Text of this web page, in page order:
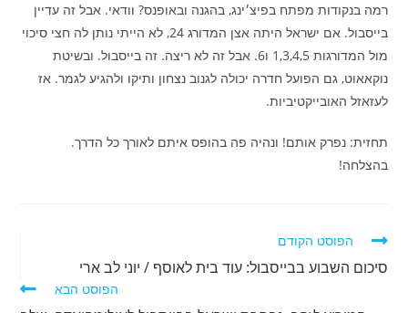
רמה בנקודות מפתח בפיצ׳ינג, בהגנה ובאופנס? וודאי. אבל זה עדיין
בייסבול. אם ישראל היתה אצן המדורג 24, לא הייתי נותן לה חצי סיכוי
מול המדורגות 1,3,4,5 ו6. אבל זה לא ריצה. זה בייסבול. ובשיטת
נוקאאוט, גם הפועל חדרה יכולה לגנוב נצחון ותיקו ולהגיע לגמר. אז
לעזאזל האובייקטיביות.
תחזית: נפרק אותם! ונהיה פה בהופס איתם לאורך כל הדרך.
בהצלחה!
לקרוא
נוספים
הפוסט הקודם
סיכום השבוע בבייסבול: עוד בית לאוסף / יוני לב ארי
הפוסט הבא